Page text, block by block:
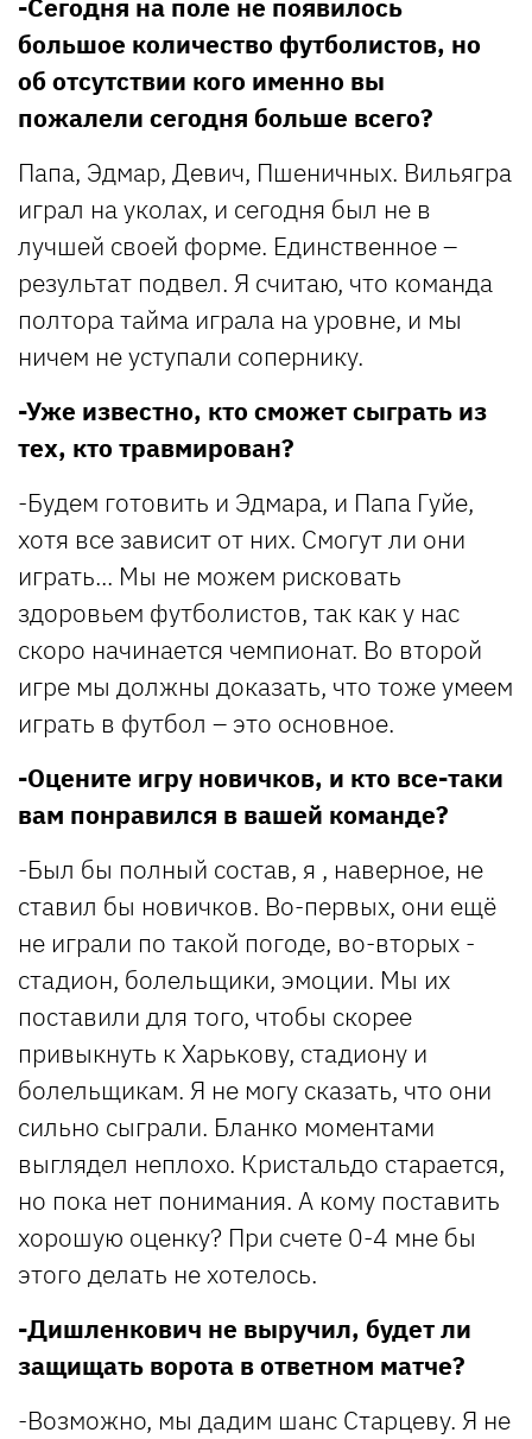
-Сегодня на поле не появилось
большое количество футболистов, но
об отсутствии кого именно вы
пожалели сегодня больше всего?
Папа, Эдмар, Девич, Пшеничных. Вильягра
играл на уколах, и сегодня был не в
лучшей своей форме. Единственное –
результат подвел. Я считаю, что команда
полтора тайма играла на уровне, и мы
ничем не уступали сопернику.
-Уже известно, кто сможет сыграть из
тех, кто травмирован?
-Будем готовить и Эдмара, и Папа Гуйе,
хотя все зависит от них. Смогут ли они
играть... Мы не можем рисковать
здоровьем футболистов, так как у нас
скоро начинается чемпионат. Во второй
игре мы должны доказать, что тоже умеем
играть в футбол – это основное.
-Оцените игру новичков, и кто все-таки
вам понравился в вашей команде?
-Был бы полный состав, я , наверное, не
ставил бы новичков. Во-первых, они ещё
не играли по такой погоде, во-вторых -
стадион, болельщики, эмоции. Мы их
поставили для того, чтобы скорее
привыкнуть к Харькову, стадиону и
болельщикам. Я не могу сказать, что они
сильно сыграли. Бланко моментами
выглядел неплохо. Кристальдо старается,
но пока нет понимания. А кому поставить
хорошую оценку? При счете 0-4 мне бы
этого делать не хотелось.
-Дишленкович не выручил, будет ли
защищать ворота в ответном матче?
-Возможно, мы дадим шанс Старцеву. Я не